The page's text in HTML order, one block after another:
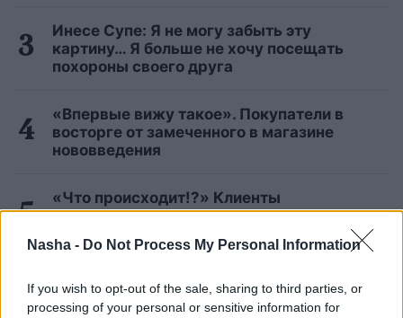
Nasha - Do Not Process My Personal Information
If you wish to opt-out of the sale, sharing to third parties, or
processing of your personal or sensitive information for
Инесе Супе: Я не могу забыть эту
картину… Я больше не хочу посещать
похороны своего друга
«Впервые вижу такое». Покупатели в
восторге от замеченного в магазине
нововведения
«Что происходит!?» Клиенты
«Swedbank» массово сообщают о